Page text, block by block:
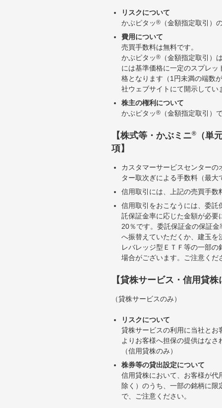
リスクについて
かぶピタッ®
（金額指定取引）
費用について
売買手数料は無料です。
かぶピタッ®
（金額指定取引）
には基準価格に一定のスプレ
格となります（1円未満の端数
社ウェブサイトにて開示して
株主の権利について
かぶピタッ® （金額指定取引）
【株式等・かぶミニ®
（単
項】
カスタマーサービスセンター
ター取次ぎによる手数料（最
信用取引には、上記の売買手
信用取引をおこなうには、委
託保証金率に応じた金額が必
20％です。委託保証金の保証
へ振替えていただくか、建玉
レバレッジ型ＥＴＦ等の一部
場合がございます。ご注意くだ
【貸株サービス・信用貸
（貸株サービスのみ）
リスクについて
貸株サービスの利用に当社と
よりお客様へ担保の提供はな
（信用貸株のみ）
株券等の貸出設定について
信用貸株において、お客様が
除く）のうち、一部の銘柄に
で、ご注意ください。